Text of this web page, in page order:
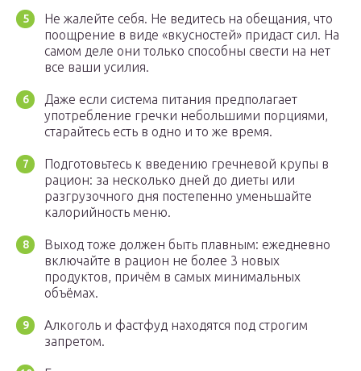
Не жалейте себя. Не ведитесь на обещания, что
поощрение в виде «вкусностей» придаст сил. На
самом деле они только способны свести на нет
все ваши усилия.
Даже если система питания предполагает
употребление гречки небольшими порциями,
старайтесь есть в одно и то же время.
Подготовьтесь к введению гречневой крупы в
рацион: за несколько дней до диеты или
разгрузочного дня постепенно уменьшайте
калорийность меню.
Выход тоже должен быть плавным: ежедневно
включайте в рацион не более 3 новых
продуктов, причём в самых минимальных
объёмах.
Алкоголь и фастфуд находятся под строгим
запретом.